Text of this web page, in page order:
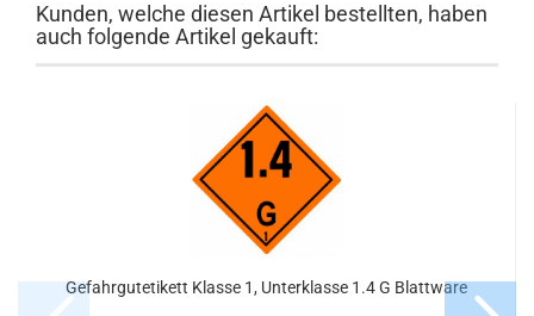
Kunden, welche diesen Artikel bestellten, haben
auch folgende Artikel gekauft:
Gefahrgutetikett Klasse 1, Unterklasse 1.4 G Blattware